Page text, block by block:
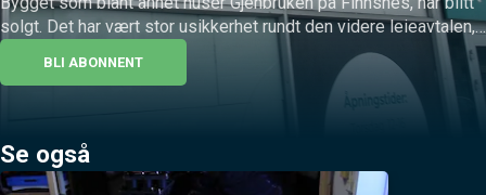
solgt. Det har vært stor usikkerhet rundt den videre leieavtalen,
men nå letter lederne på sløret om fremtiden.
BLI ABONNENT
Se også